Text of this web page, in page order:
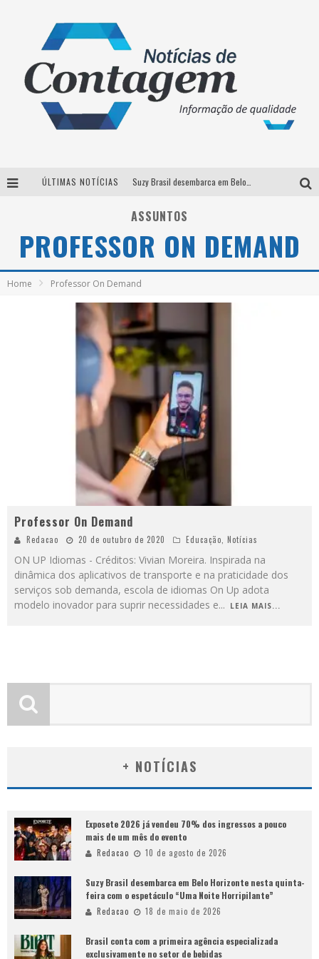
ÚLTIMAS NOTÍCIAS
Thiaguinho em BH: pré-venda liberada para o show da turnê “Bem Black”
Exposete 2026 já vendeu 70% dos ingressos a pouco mais de um mês do evento
ASSUNTOS
PROFESSOR ON DEMAND
Home Professor On Demand
Professor On Demand
Redacao 20 de outubro de 2020 Educação, Notícias
ON UP Idiomas - Créditos: Vivian Moreira. Inspirada na
dinâmica dos aplicativos de transporte e na praticidade dos
serviços sob demanda, escola de idiomas On Up adota
modelo inovador para suprir necessidades e... LEIA MAIS...
+ NOTÍCIAS
Exposete 2026 já vendeu 70% dos ingressos a pouco
mais de um mês do evento
Redacao 10 de agosto de 2026
Suzy Brasil desembarca em Belo Horizonte nesta quinta-
feira com o espetáculo “Uma Noite Horripilante”
Redacao 18 de maio de 2026
Brasil conta com a primeira agência especializada
exclusivamente no setor de bebidas